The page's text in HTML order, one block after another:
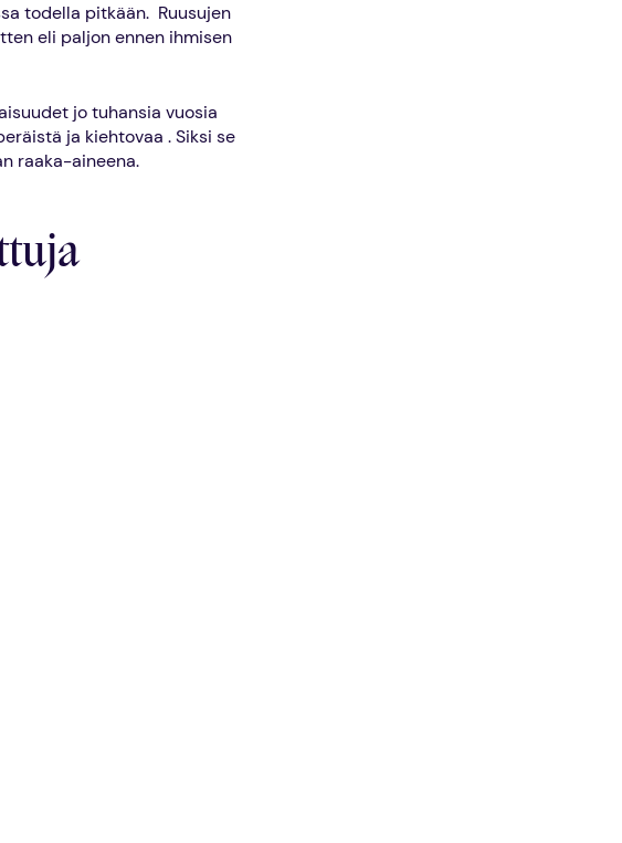
todella pitkään. Ruusujen
eli paljon ennen ihmisen
jo tuhansia vuosia
ja kiehtovaa . Siksi se
raaka-aineena.